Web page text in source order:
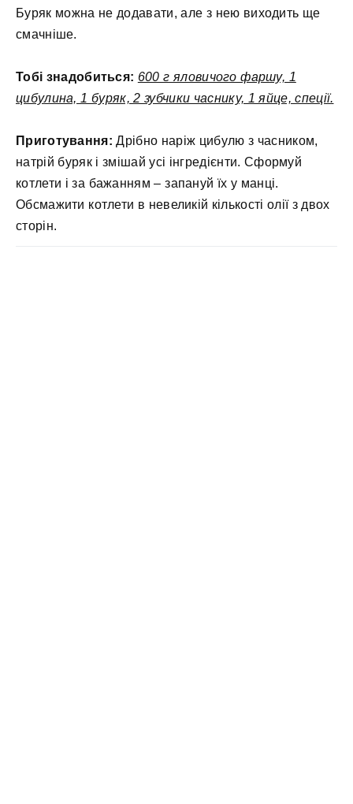
Буряк можна не додавати, але з нею виходить ще
смачніше.
Тобі знадобиться: 600 г яловичого фаршу, 1
цибулина, 1 буряк, 2 зубчики часнику, 1 яйце, спеції.
Приготування: Дрібно наріж цибулю з часником,
натрій буряк і змішай усі інгредієнти. Сформуй
котлети і за бажанням – запануй їх у манці.
Обсмажити котлети в невеликій кількості олії з двох
сторін.